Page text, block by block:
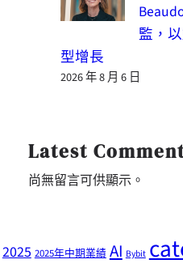
監，
型增長
2026 年 8 月 6 日
Latest
尚無留言可供顯示。
2025 2025年中期業績 AI Bybit